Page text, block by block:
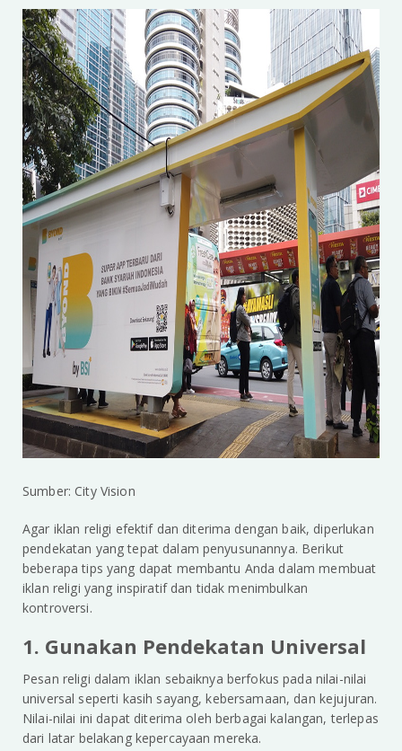
Sumber: City Vision
Agar iklan religi efektif dan diterima dengan baik, diperlukan
pendekatan yang tepat dalam penyusunannya. Berikut
beberapa tips yang dapat membantu Anda dalam membuat
iklan religi yang inspiratif dan tidak menimbulkan
kontroversi.
1. Gunakan Pendekatan Universal
Pesan religi dalam iklan sebaiknya berfokus pada nilai-nilai
universal seperti kasih sayang, kebersamaan, dan kejujuran.
Nilai-nilai ini dapat diterima oleh berbagai kalangan, terlepas
dari latar belakang kepercayaan mereka.